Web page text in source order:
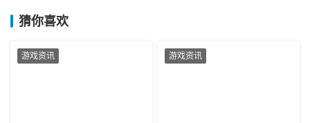
猜你喜欢
游戏资讯 游戏资讯